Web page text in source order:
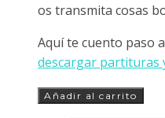
os transmita cosas
Aquí te cuento paso
descargar partituras
Aria
Añadir al carrito